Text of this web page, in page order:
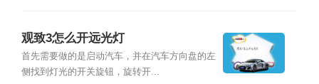
观致3怎么开远光灯
首先需要做的是启动汽车，并在汽车方向盘的左
侧找到灯光的开关旋钮，旋转开...